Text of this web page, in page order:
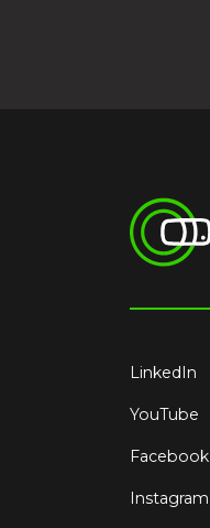
LinkedIn
YouTube
Facebook
Instagram